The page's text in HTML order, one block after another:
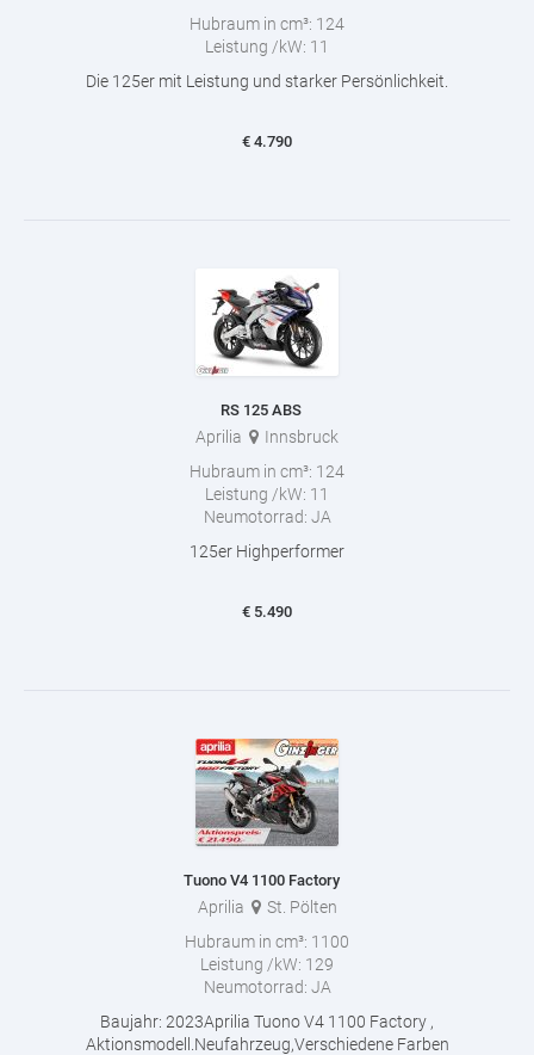
Hubraum in cm³: 124
Leistung /kW: 11
Die 125er mit Leistung und starker Persönlichkeit.
€ 4.790
RS 125 ABS
Aprilia
Innsbruck
Hubraum in cm³: 124
Leistung /kW: 11
Neumotorrad: JA
125er Highperformer
€ 5.490
Tuono V4 1100 Factory
Aprilia
St. Pölten
Hubraum in cm³: 1100
Leistung /kW: 129
Neumotorrad: JA
Baujahr: 2023Aprilia Tuono V4 1100 Factory ,
Aktionsmodell.Neufahrzeug,Verschiedene Farben